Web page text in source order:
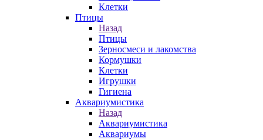
Клетки
Птицы
Назад
Птицы
Зерносмеси и лакомства
Кормушки
Клетки
Игрушки
Гигиена
Аквариумистика
Назад
Аквариумистика
Аквариумы